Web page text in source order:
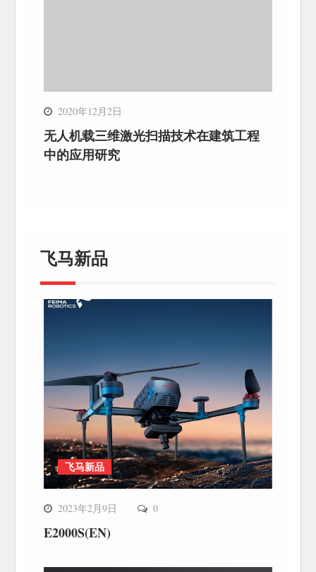
2020年12月2日
无人机载三维激光扫描技术在建筑工程
中的应用研究
飞马新品
飞马新品
2023年2月9日 0
E2000S(EN)